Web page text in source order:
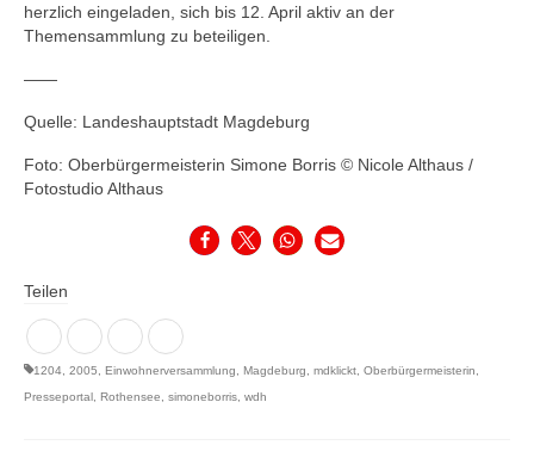
herzlich eingeladen, sich bis 12. April aktiv an der
Themensammlung zu beteiligen.
——
Quelle: Landeshauptstadt Magdeburg
Foto: Oberbürgermeisterin Simone Borris © Nicole Althaus /
Fotostudio Althaus
Teilen
1204 2005 Einwohnerversammlung Magdeburg mdklickt Oberbürgermeisterin
Presseportal Rothensee simoneborris wdh